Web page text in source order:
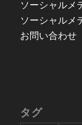
ソーシャルメ
ソーシャルメ
お問い合わせ
タグ